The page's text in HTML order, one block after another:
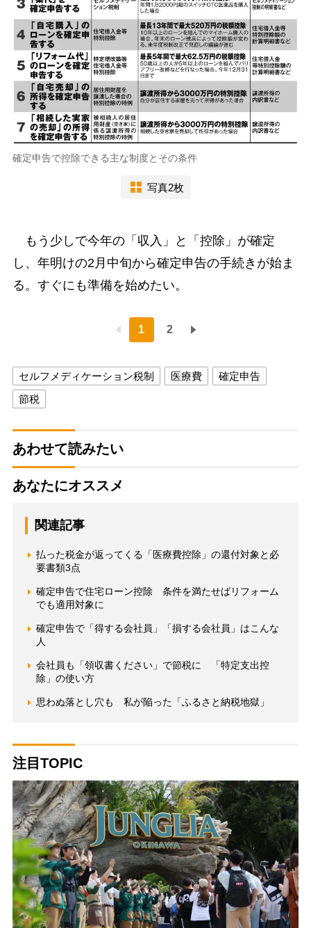
確定申告で控除できる主な制度とその条件
写真2枚
もう少しで今年の「収入」と「控除」が確定
し、年明けの2月中旬から確定申告の手続きが始ま
る。すぐにも準備を始めたい。
1 2
セルフメディケーション税制 医療費
確定申告
節税
あわせて読みたい
あなたにオススメ
関連記事
払った税金が返ってくる「医療費控除」の還付対象と必
要書類3点
確定申告で住宅ローン控除 条件を満たせばリフォーム
でも適用対象に
確定申告で「得する会社員」「損する会社員」はこんな
人
会社員も「領収書ください」で節税に 「特定支出控
除」の使い方
思わぬ落とし穴も 私が陥った「ふるさと納税地獄」
注目TOPIC